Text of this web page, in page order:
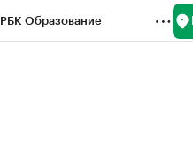
РБК Образование